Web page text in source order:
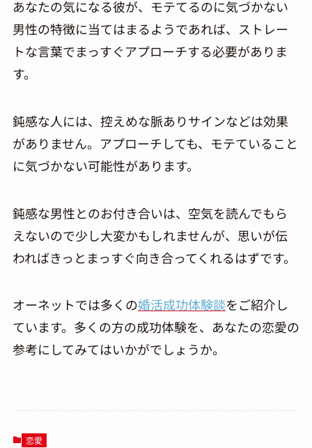
あなたの気になる彼が、モテてるのに気づかない
男性の特徴に当てはまるようであれば、ストレー
トな言葉でまっすぐアプローチする必要がありま
す。
鈍感な人には、控えめな脈ありサインなどは効果
がありません。アプローチしても、モテていること
に気づかない可能性があります。
鈍感な男性とのお付き合いは、空気を読んでもら
えないので少し大変かもしれませんが、思いが伝
わればきっとまっすぐ向き合ってくれるはずです。
オーネットでは多くの婚活成功体験談をご紹介し
ています。多くの方の成功体験を、あなたの恋愛の
参考にしてみてはいかがでしょうか。
恋愛